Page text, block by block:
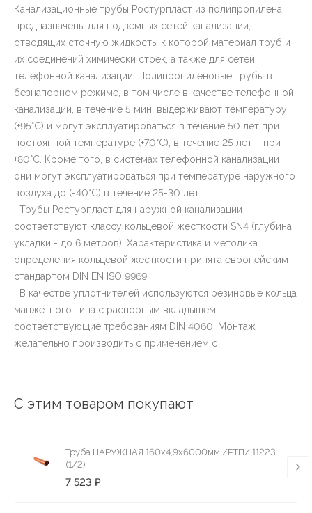
Канализационные трубы Ростурпласт из полипропилена
предназначены для подземных сетей канализации,
отводящих сточную жидкость, к которой материал труб и
их соединений химически стоек, а также для сетей
телефонной канализации. Полипропиленовые трубы в
безнапорном режиме, в том числе в качестве телефонной
канализации, в течение 5 мин. выдерживают температуру
(+95°С) и могут эксплуатироваться в течение 50 лет при
постоянной температуре (+70°С), в течение 25 лет – при
+80°С. Кроме того, в системах телефонной канализации
они могут эксплуатироваться при температуре наружного
воздуха до (-40°С) в течение 25-30 лет.
Трубы Ростурпласт для наружной канализации
соответствуют классу кольцевой жесткости SN4 (глубина
укладки - до 6 метров). Характеристика и методика
определения кольцевой жесткости принята европейским
стандартом DIN EN ISO 9969
В качестве уплотнителей используются резиновые кольца
манжетного типа с распорным вкладышем,
соответствующие требованиям DIN 4060. Монтаж
желательно производить с применением с
С этим товаром покупают
Труба НАРУЖНАЯ 160х4,9х6000мм /РТП/ 11223
(1/2)
7 523 ₽